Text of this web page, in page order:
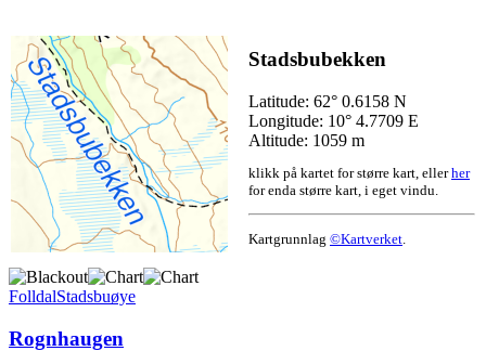
Stadsbubekken
Latitude: 62° 0.6158 N
Longitude: 10° 4.7709 E
Altitude: 1059 m
klikk på kartet for større kart, ellerher
for enda større kart, i eget vindu.
Kartgrunnlag ©Kartverket
FolldalStadsbuøye
Rognhaugen